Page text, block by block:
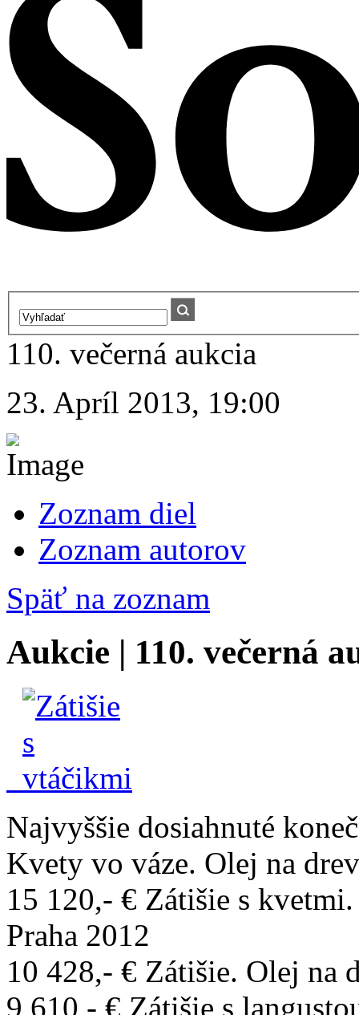
110. večerná aukcia
23. Apríl 2013, 19:00
Zoznam diel
Zoznam autorov
Späť na zoznam
Aukcie | 110. večerná
Najvyššie dosiahnuté
Kvety vo váze. Olej na
15 120,- € Zátišie s
Praha 2012
10 428,- € Zátišie. Olej na
9 610,- € Zátišie s